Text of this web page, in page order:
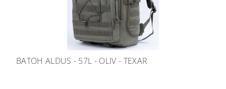
BATOH ALDUS - 57L - OLIV - TEXAR